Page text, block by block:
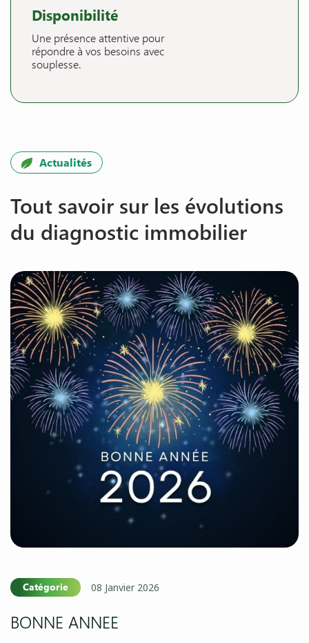
Disponibilité
Une présence attentive pour
répondre à vos besoins avec
souplesse.
Actualités
Tout savoir sur les évolutions
du diagnostic immobilier
Catégorie 08 Janvier 2026
BONNE ANNEE